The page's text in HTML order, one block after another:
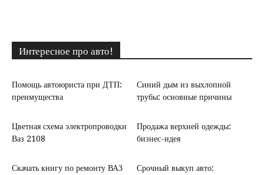
Интересное про авто!
Помощь автоюриста при ДТП:
преимущества
Синий дым из выхлопной
трубы: основные причины
Цветная схема электропроводки
Ваз 2108
Продажа верхней одежды:
бизнес-идея
Скачать книгу по ремонту ВАЗ
Срочный выкуп авто: